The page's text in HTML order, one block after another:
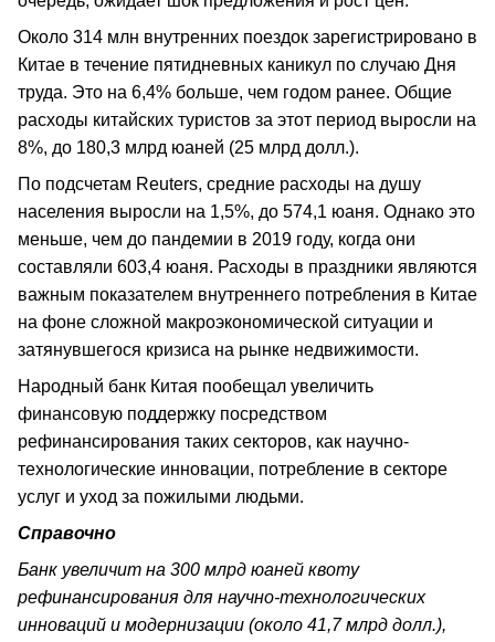
Около 314 млн внутренних поездок зарегистрировано в
Китае в течение пятидневных каникул по случаю Дня
труда. Это на 6,4% больше, чем годом ранее. Общие
расходы китайских туристов за этот период выросли на
8%, до 180,3 млрд юаней (25 млрд долл.).
По подсчетам Reuters, средние расходы на душу
населения выросли на 1,5%, до 574,1 юаня. Однако это
меньше, чем до пандемии в 2019 году, когда они
составляли 603,4 юаня. Расходы в праздники являются
важным показателем внутреннего потребления в Китае
на фоне сложной макроэкономической ситуации и
затянувшегося кризиса на рынке недвижимости.
Народный банк Китая пообещал увеличить
финансовую поддержку посредством
рефинансирования таких секторов, как научно-
технологические инновации, потребление в секторе
услуг и уход за пожилыми людьми.
Справочно
Банк увеличит на 300 млрд юаней квоту
рефинансирования для научно-технологических
инноваций и модернизации (около 41,7 млрд долл.),